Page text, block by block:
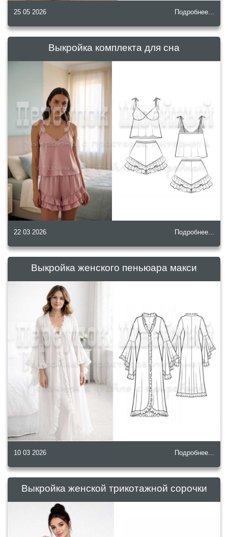
25 05 2026 Подробнее...
Выкройка комплекта для сна
22 03 2026 Подробнее...
Выкройка женского пеньюара макси
10 03 2026 Подробнее...
Выкройка женской трикотажной сорочки